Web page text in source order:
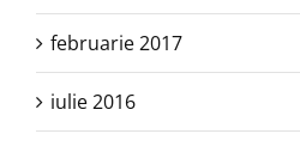
februarie 2017
iulie 2016